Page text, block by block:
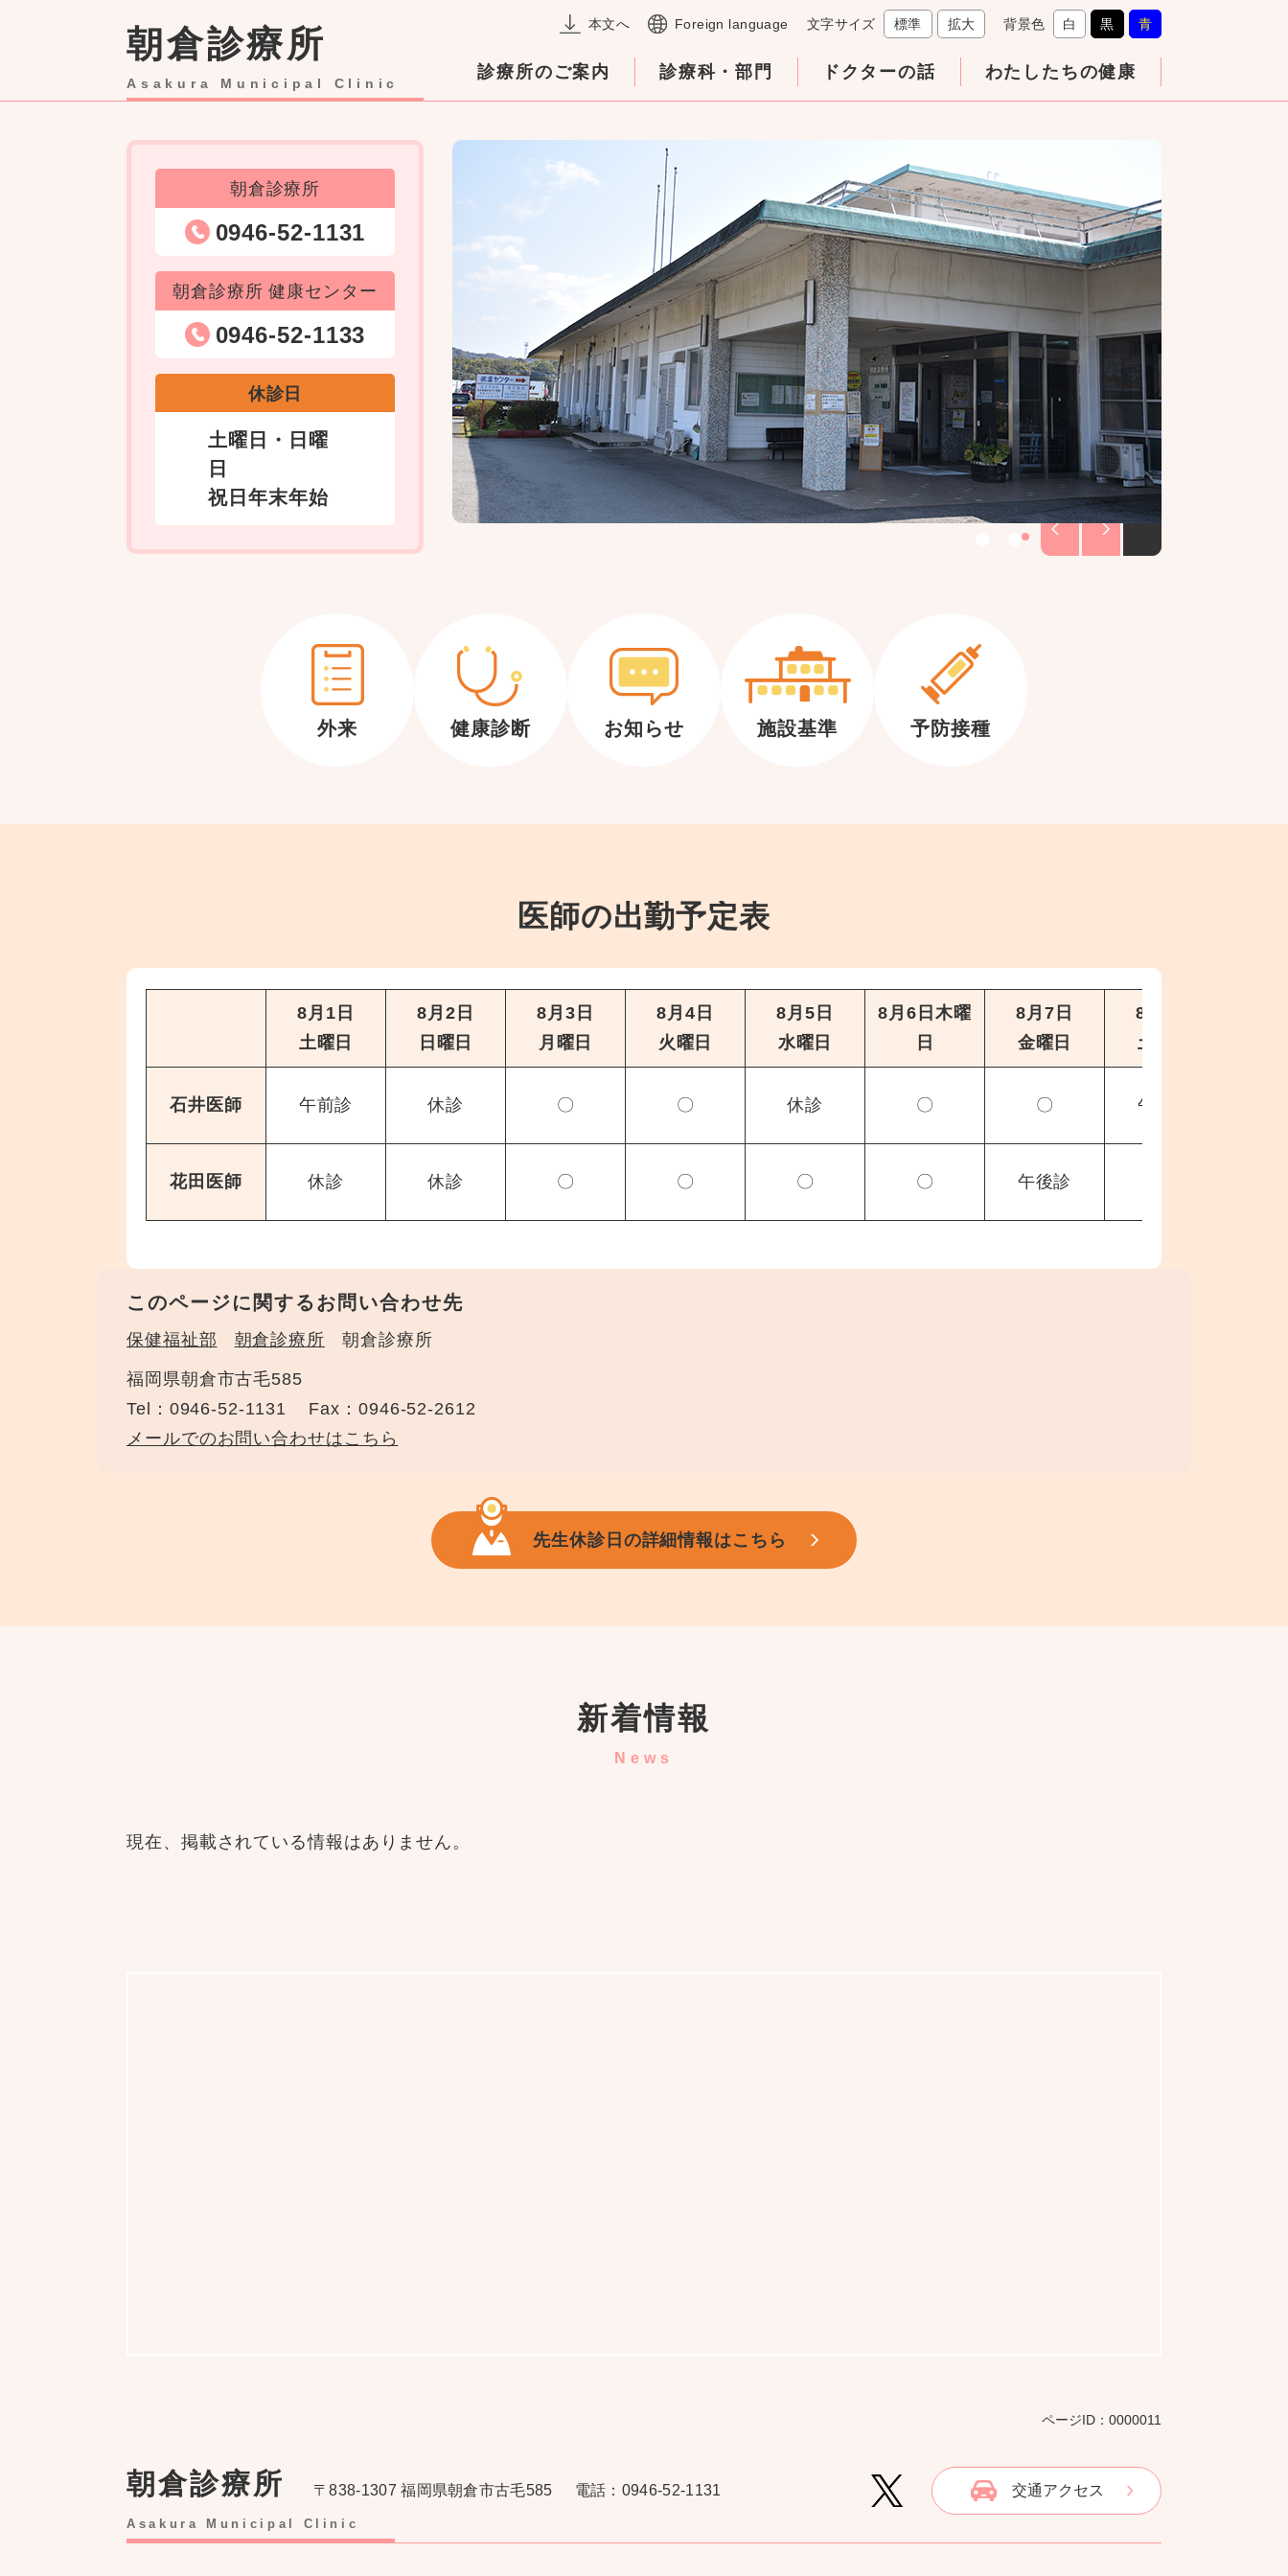
先
メニューを飛ばして本文へ
朝倉診療所
Asakura Municipal Clinic
本文へ Foreign language 文字サイズ 標準 拡大 背景色 白 黒 青
診療所のご案内 診療科・部門 ドクターの話 わたしたちの健康
朝倉診療所
0946-52-1131
朝倉診療所 健康センター
0946-52-1133
休診日
土曜日・日曜
日
祝日年末年始
P
外来 健康診断 お知らせ 施設基準 予防接種
医師の出勤予定表
8月1日
土曜日
8月2日
日曜日
8月3日
月曜日
8月4日
火曜日
8月5日
水曜日
8月6日木曜
日
8月7日
金曜日
8月8日
土曜日
石井医師 午前診 休診 〇 〇 休診 〇 〇 午前診
花田医師 休診 休診 〇 〇 〇 〇 午後診
このページに関するお問い合わせ先
保健福祉部 朝倉診療所 朝倉診療所
福岡県朝倉市古毛585
Tel：0946-52-1131
Fax：0946-52-2612
メールでのお問い合わせはこちら
先生休診日の詳細情報はこちら
新着情報
現在、掲載されている情報はありません。
ページID：0000011
朝倉診療所 〒838-1307 福岡県朝倉市古毛585 電話：0946-52-1131 交通アクセス